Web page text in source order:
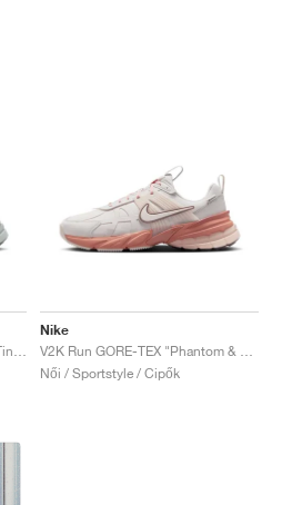
V2K Run GORE-TEX "Platinum Tint & Light Silver"
Nike
V2K Run GORE-TEX "Phantom & Terra Blush"
Női / Sportstyle / Cipők